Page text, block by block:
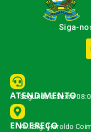
Siga-
ATENDIMENTO
Segunda à Sexta
ENDEREÇO
Av. Brg. Haroldo